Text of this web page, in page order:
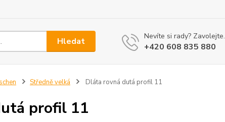
Hledat Nevíte si rady? Zavolejte.
+420 608 835 880
Středně velká Dláta rovná dutá profil 11
profil 11